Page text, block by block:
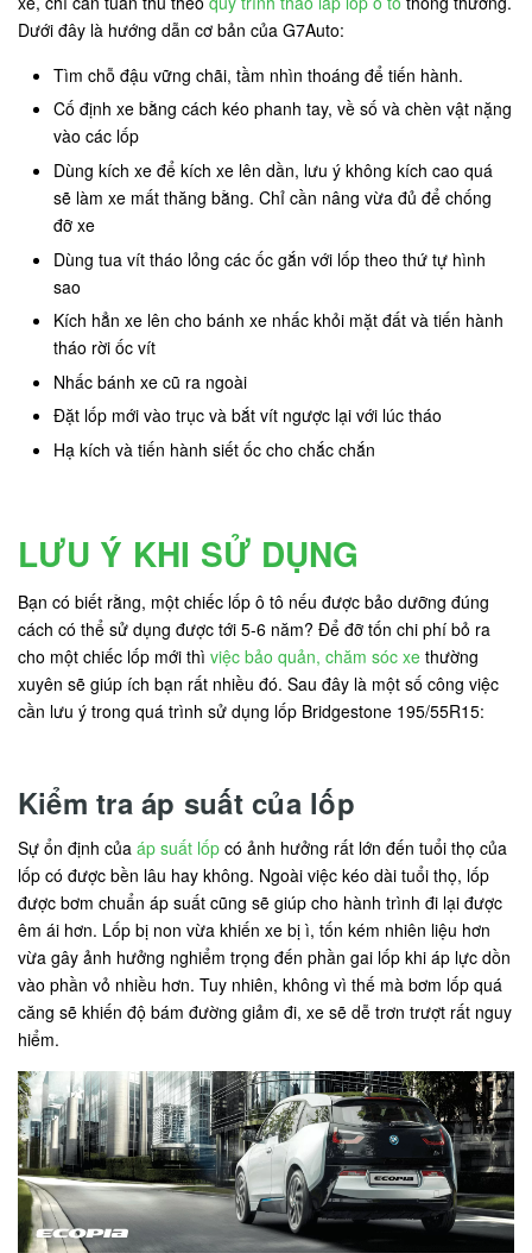
Dưới đây là hướng dẫn cơ bản của G7Auto:
Tìm chỗ đậu vững chãi, tầm nhìn thoáng để tiến hành.
Cố định xe bằng cách kéo phanh tay, về số và chèn vật nặng
vào các lốp
Dùng kích xe để kích xe lên dần, lưu ý không kích cao quá
sẽ làm xe mất thăng bằng. Chỉ cần nâng vừa đủ để chống
đỡ xe
Dùng tua vít tháo lỏng các ốc gắn với lốp theo thứ tự hình
sao
Kích hẳn xe lên cho bánh xe nhấc khỏi mặt đất và tiến hành
tháo rời ốc vít
Nhấc bánh xe cũ ra ngoài
Đặt lốp mới vào trục và bắt vít ngược lại với lúc tháo
Hạ kích và tiến hành siết ốc cho chắc chắn
LƯU Ý KHI SỬ DỤNG
Bạn có biết rằng, một chiếc lốp ô tô nếu được bảo dưỡng đúng
cách có thể sử dụng được tới 5-6 năm? Để đỡ tốn chi phí bỏ ra
cho một chiếc lốp mới thì việc bảo quản, chăm sóc xe thường
xuyên sẽ giúp ích bạn rất nhiều đó. Sau đây là một số công việc
cần lưu ý trong quá trình sử dụng lốp Bridgestone 195/55R15:
Kiểm tra áp suất của lốp
Sự ổn định của áp suất lốp có ảnh hưởng rất lớn đến tuổi thọ của
lốp có được bền lâu hay không. Ngoài việc kéo dài tuổi thọ, lốp
được bơm chuẩn áp suất cũng sẽ giúp cho hành trình đi lại được
êm ái hơn. Lốp bị non vừa khiến xe bị ì, tốn kém nhiên liệu hơn
vừa gây ảnh hưởng nghiểm trọng đến phần gai lốp khi áp lực dồn
vào phần vỏ nhiều hơn. Tuy nhiên, không vì thế mà bơm lốp quá
căng sẽ khiến độ bám đường giảm đi, xe sẽ dễ trơn trượt rất nguy
hiểm.